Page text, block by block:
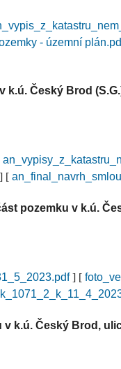
- územní
k.ú. Český Brod
] [
pozemku v k.ú.
] [
k.ú. Český Brod,